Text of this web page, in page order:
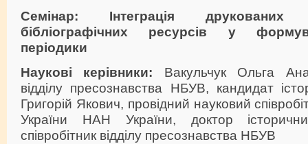
Семінар:
Інтеграція
бібліографічних ресурсів у
періодики
Наукові керівники: Вакульчук Ольга
відділу пресознавства НБУВ, кандидат
Григорій Якович, провідний науковий
України НАН України, доктор
співробітник відділу пресознавства НБУВ